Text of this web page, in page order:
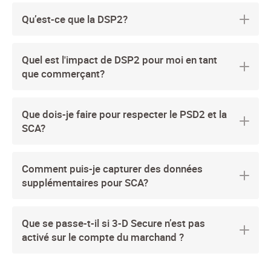
Qu’est-ce que la DSP2?
Quel est l'impact de DSP2 pour moi en tant
que commerçant?
Que dois-je faire pour respecter le PSD2 et la
SCA?
Comment puis-je capturer des données
supplémentaires pour SCA?
Que se passe-t-il si 3-D Secure n’est pas
activé sur le compte du marchand ?